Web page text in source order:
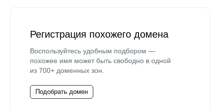
Регистрация похожего домена
Воспользуйтесь удобным подбором —
похожее имя может быть свободно в одной
из 700+ доменных зон.
Подобрать домен